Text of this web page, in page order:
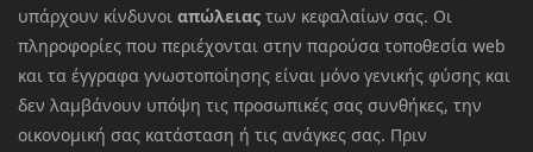
υπάρχουν κίνδυνοι απώλειας των κεφαλαίων σας. Οι
πληροφορίες που περιέχονται στην παρούσα τοποθεσία web
και τα έγγραφα γνωστοποίησης είναι μόνο γενικής φύσης και
δεν λαμβάνουν υπόψη τις προσωπικές σας συνθήκες, την
οικονομική σας κατάσταση ή τις ανάγκες σας. Πριν